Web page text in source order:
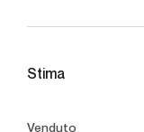
Stima
Venduto